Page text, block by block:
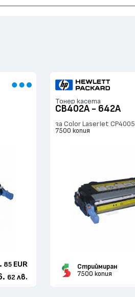
85 EUR
62 лв.
Тонер касета
CB402A - 642A
за Color LaserJet CP4005
7500 копия
Стриймиран
7500 копия